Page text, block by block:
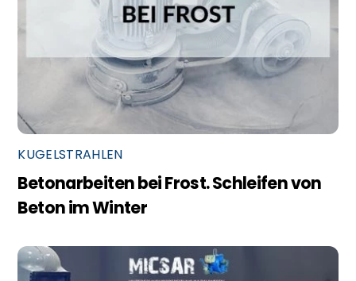
KUGELSTRAHLEN
Betonarbeiten bei Frost. Schleifen von
Beton im Winter